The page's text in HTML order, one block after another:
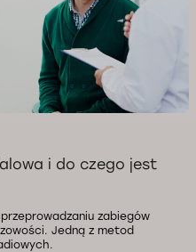
i do czego jest
zabiegów
Jedną z metod